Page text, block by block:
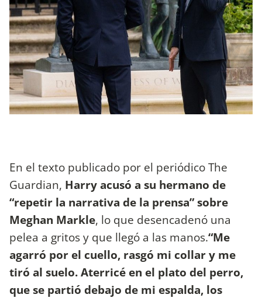
En el texto publicado por el periódico The
Guardian, Harry acusó a su hermano de
“repetir la narrativa de la prensa” sobre
Meghan Markle, lo que desencadenó una
pelea a gritos y que llegó a las manos.“Me
agarró por el cuello, rasgó mi collar y me
tiró al suelo. Aterricé en el plato del perro,
que se partió debajo de mi espalda, los